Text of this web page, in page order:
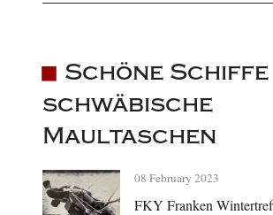
Schöne Schiffe
schwäbische
Maultaschen
08 February 2023
FKY Franken